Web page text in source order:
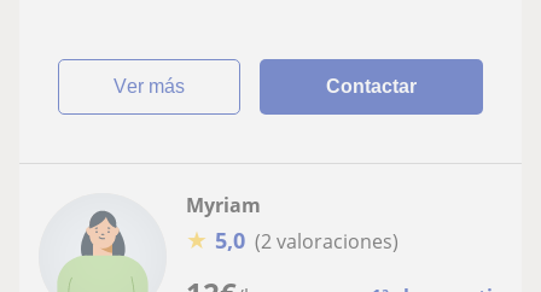
ver más Contactar
Myriam
★ 5,0 (2 valoraciones)